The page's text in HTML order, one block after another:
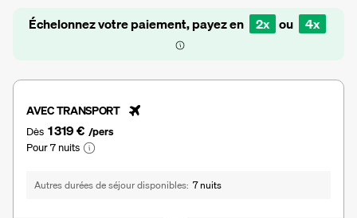
Échelonnez votre paiement, payez en 2x ou 4x
AVEC TRANSPORT
Dès 1 319 € /pers
Pour 7 nuits
Autres durées de séjour disponibles 7 nuits